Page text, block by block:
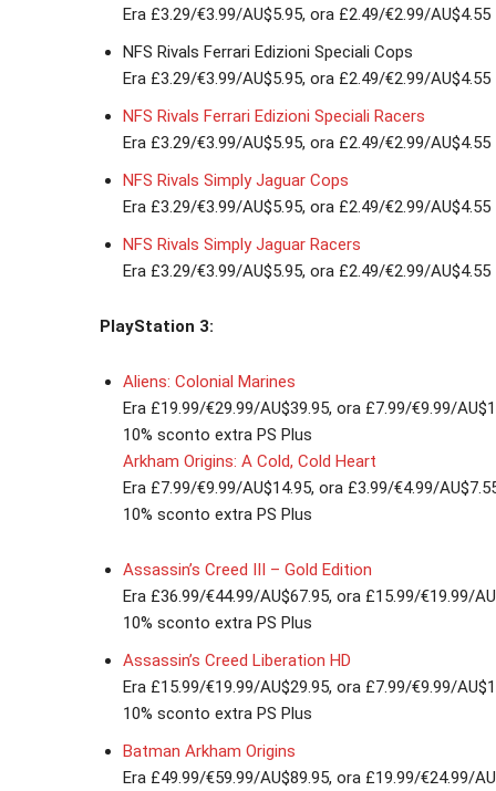
Era £3.29/€3.99/AU$5.95, ora £2.49/€2.99/AU$4.55
NFS Rivals Ferrari Edizioni Speciali Cops
Era £3.29/€3.99/AU$5.95, ora £2.49/€2.99/AU$4.55
NFS Rivals Ferrari Edizioni Speciali Racers
Era £3.29/€3.99/AU$5.95, ora £2.49/€2.99/AU$4.55
NFS Rivals Simply Jaguar Cops
Era £3.29/€3.99/AU$5.95, ora £2.49/€2.99/AU$4.55
NFS Rivals Simply Jaguar Racers
Era £3.29/€3.99/AU$5.95, ora £2.49/€2.99/AU$4.55
PlayStation 3:
Aliens: Colonial Marines
Era £19.99/€29.99/AU$39.95, ora £7.99/€9.99/
10% sconto extra PS Plus
Arkham Origins: A Cold, Cold Heart
Era £7.99/€9.99/AU$14.95, ora £3.99/€4.99/
10% sconto extra PS Plus
Assassin’s Creed III – Gold Edition
Era £36.99/€44.99/AU$67.95, ora £15.99/€19.99/
10% sconto extra PS Plus
Assassin’s Creed Liberation HD
Era £15.99/€19.99/AU$29.95, ora £7.99/€9.99/
10% sconto extra PS Plus
Batman Arkham Origins
Era £49.99/€59.99/AU$89.95, ora £19.99/€24.99/